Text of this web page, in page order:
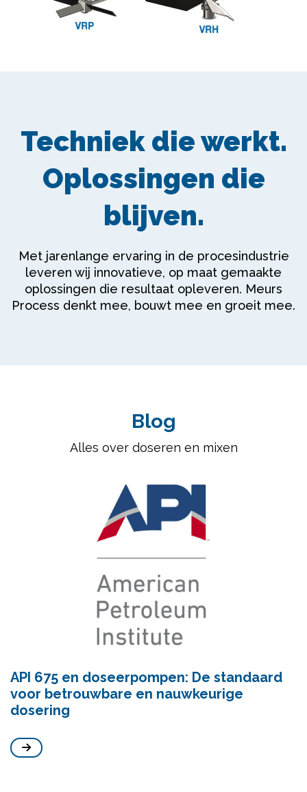
Techniek die werkt.
Oplossingen die
blijven.
Met jarenlange ervaring in de procesindustrie
leveren wij innovatieve, op maat gemaakte
oplossingen die resultaat opleveren. Meurs
Process denkt mee, bouwt mee en groeit mee.
Blog
Alles over doseren en mixen
API 675 en doseerpompen: De standaard
voor betrouwbare en nauwkeurige
dosering